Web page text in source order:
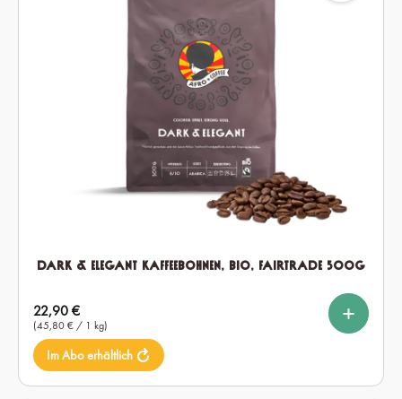
Dark & Elegant Kaffeebohnen, Bio, Fairtrade 500g
Setmenge
1x
(45,80 € / 1 kg)
Regulärer Preis:
22,90 €
Im Abo erhältlich